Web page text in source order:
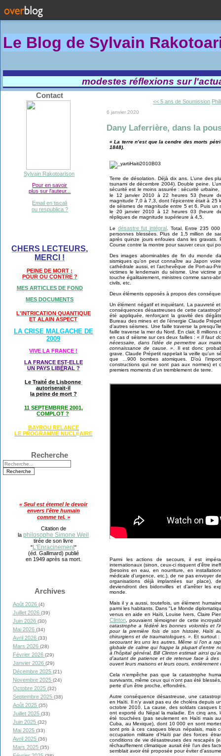
Le Blog de Sylvain Rakotoa
modestes réflexions sur
Contact
Sylvain Rakotoarison
Pour en savoir
plus sur l'auteur...
Email en tiscali
ou respublica ?
CHERS LECTEURS,
MERCI !
PEINE DE MORT :
POUR OU CONTRE ?
MES ARTICLES DE FOND
MES DOCUMENTS
L'INTRICATION QUANTIQUE
ET ALAIN ASPECT
LA CRISE MALGACHE DE
2009
VIVE LA FRANCE !
LA FRANCE EST-ELLE
UN PAYS LIBÉRAL ?
Le Traité de Lisbonne
autoriserait-il
la peine de mort ?
11 SEPTEMBRRE 2001,
COMPLOT ?
BAYROU RELANCE
LE PROGRAMME NUCLÉAIRE
Recherche
« Seul est éternel le devoir
envers l'être humain
comme tel. »
Citation de
laphilosophe Simone Weil
tirée de son livre
"L'Enracinement"
(éd. Gallimard) publié
en 1949 après sa mort.
Archives
Août 2026 (4)
Juillet 2026 (39)
Juin 2026 (30)
Mai 2026 (34)
Avril 2026 (33)
Mars 2026 (28)
Février 2026 (29)
Janvier 2026 (29)
Décembre 2025 (21)
Novembre 2025 (24)
Octobre 2025 (32)
Septembre 2025 (38)
Août 2025 (35)
Juillet 2025 (33)
Juin 2025 (32)
Mai 2025 (33)
Avril 2025 (36)
Mars 2025 (35)
<< 5 ans de Soumission
6 janvier 2020
Dany Laferrière, dans la
« La terre n’est que la cendre des morts
1848).
Terre de désolation. Déjà dix ans. L’une des
tsunami de décembre 2004). Double peine.
sécurité est le moins assurée : sécurité
le 12 janvier 2010 à 22 heures 53 (heure
magnitude 7,0 à 7,3, dont l’épicentre était à 25
de séismes de magnitude entre 5 et 6. Puis un
le 20 janvier 2010 à 12 heures 03 (heure
répliques de magnitude supérieure à 4,5.
Le désastre fut intégral. Total. Entre 235
personnes blessées. Plus de 1,5 million de
après quinze jours enfouies dans les
Course contre la montre pour sauver ceux qui
Des images abominables de fin du monde
sismiques qu’on peut connaître au Japon
cathédrale aussi, et l’archevêque de Port-au-
victimes le lendemain du séisme. Une victime
touche égalitairement, ministres comme sans-
civils, etc.
Deux éléments opposés à propos des
Un élément négatif et inquiétant. La pauvreté
conséquences désastreuses de cette
été appliquée, renforçant la gravité des
Bureau des mines et de l’énergie Claude
d’autres séismes. Une faille traverse la
faille traverse la mer du Nord. En clair, 8
en cas d séisme sur ces deux failles : « Il faut
nécessaire, dans l’idée de permettre aux
connaissance de cause. ». Il est donc
grave. Claude Prépetit rappelait la veille qu’un
que …900 bombes atomiques. D’où
constructions qui ne sont pas aux normes) et
premiers moments d’un tremblement de terre.
Parmi les actions de secours, il est
internationaux (sinon, ceux-ci risquent d’être
(besoins en eau, en nourriture, en
médicale d’urgence, etc.), de ne pas envoyer
organisations déjà implantées sur place),
deviendront des bidonvilles et d’arrêter les
monde.
Mais il y a aussi, toutefois, un élément
parmi les habitants. Dans "Le Monde
venus en aide en Haïti, Louise Ivers, Claire
Clinton, pouvaient témoigner de cette
catastrophe a fédéré les bonnes volontés et
pour la première fois de son histoire, Haïti
chirurgiens et de traumatologues. ». Et surtout :
secourant les uns les autres. Même si l’on a
globale de calme qui frappe la plupart d’entre
à l’hôpital général, Bill Clinton estimait ainsi
d’autant de patience et de retenue face à
ouvert leurs maisons et leurs cours,
Cela n’empêche pas que la catastrophe
survivants, même ceux qui n’ont pas été
perte d’un être proche, effondrés.
Autre conséquence désastreuse, une
en Haïti. Il n’y avait pas eu de choléra depuis
octobre 2010. La cause, des soldats casques
ont exporté du Népal la maladie. En cinq
été touchées (pas seulement en Haïti mais
Cuba, au Mexique), dont 10 000 en sont
sont pris à ces casques bleus népalais, mais
occupation militaire d’Haïti par des forces
conditions de vie désastreuses des rescapés
réchauffement climatique aurait été l’un des
semblait avoir été proposée pour éviter